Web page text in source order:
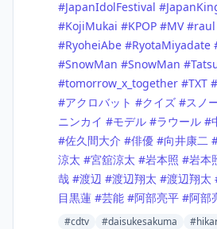
#JapanIdolFestival #
#KojiMukai #KPOP #MV #raul
#RyoheiAbe #RyotaMiyadate
#SnowMan #SnowMan #
#tomorrow_x_together #TXT #
#アクロバット #クイズ #スノ
ニンカイ #モデル #ラウール #
#佐久間大介 #俳優 #向井康二
涼太 #宮舘涼太 #岩本照 #岩本
哉 #渡辺 #渡辺翔太 #渡辺翔太
目黒蓮 #芸能 #阿部亮平 #阿部
#cdtv #daisukesakuma